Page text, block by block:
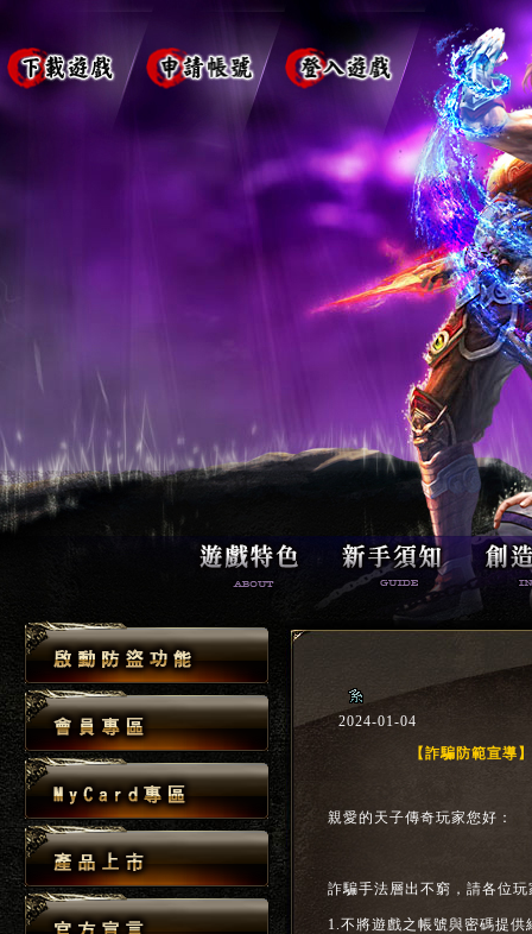
2024-01-04
【詐騙防範宣導】
親愛的天子傳奇玩家您好：
詐騙手法層出不窮，請各位
1.不將遊戲之帳號與密碼提供